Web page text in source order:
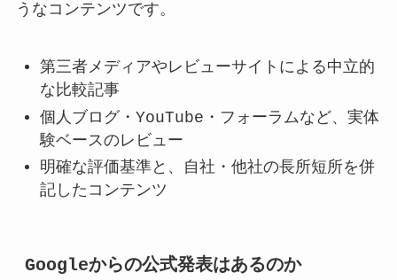
うなコンテンツです。
第三者メディアやレビューサイトによる中立的
な比較記事
個人ブログ・YouTube・フォーラムなど、実体
験ベースのレビュー
明確な評価基準と、自社・他社の長所短所を併
記したコンテンツ
Googleからの公式発表はあるのか